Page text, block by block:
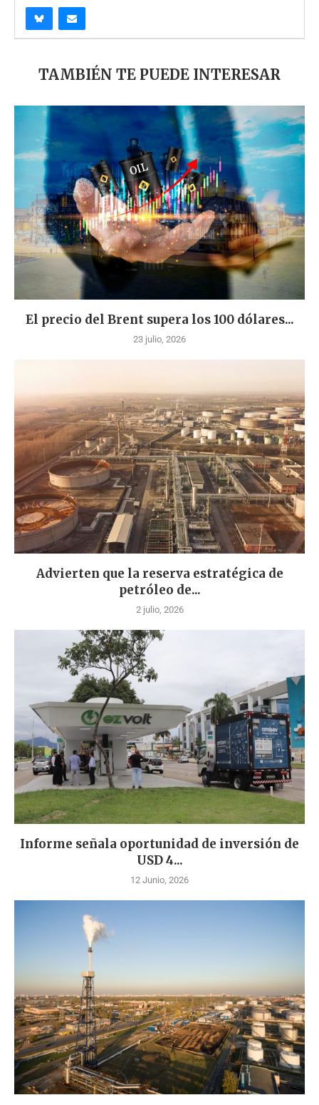
TAMBIÉN TE PUEDE INTERESAR
El precio del Brent supera los 100 dólares...
23 julio, 2026
Advierten que la reserva estratégica de
petróleo de...
2 julio, 2026
Informe señala oportunidad de inversión de
USD 4...
12 Junio, 2026